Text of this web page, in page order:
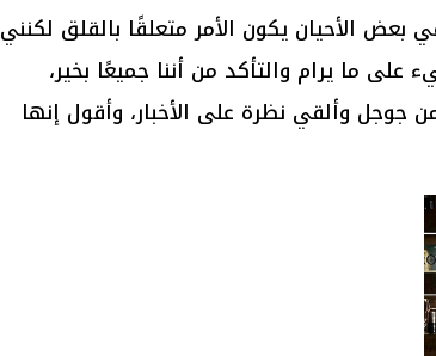
الأحيان يكون الأمر متعلقًا بالقلق لكنني
ما يرام والتأكد من أننا جميعًا بخير،
جوجل وألقي نظرة على الأخبار، وأقول إنها